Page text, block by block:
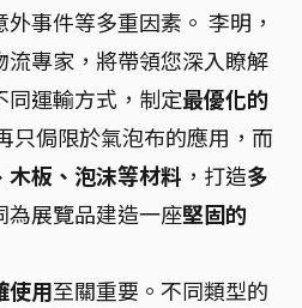
事件等多重因素。 李明，
專家，將帶領您深入瞭解
運輸方式，制定最優化的
只侷限於氣泡布的應用，而
木板、泡沫等材料 ，打造多
為展覽品建造一座堅固的
使用至關重要。不同類型的